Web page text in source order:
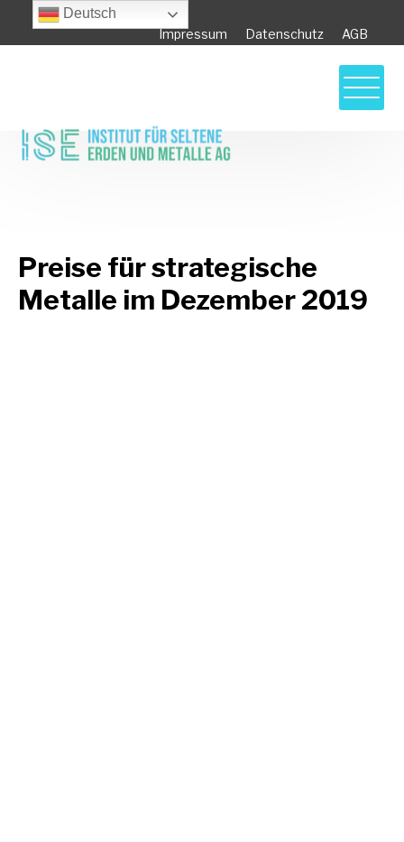
Impressum Datenschutz AGB
Preise für strategische Metalle im
Preise für strategische
Metalle im Dezember 2019
Deutsch